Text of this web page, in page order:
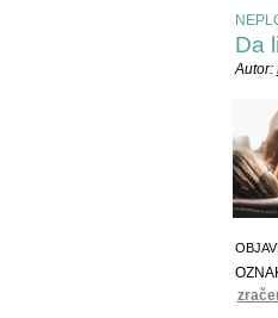
Da
Autor: